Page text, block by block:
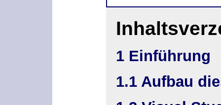
1 Einführung
1.1 Aufbau